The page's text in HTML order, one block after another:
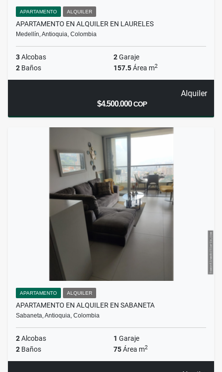
APARTAMENTO ALQUILER
APARTAMENTO EN ALQUILER EN LAURELES
Medellín, Antioquia, Colombia
3Alcobas 2Garaje
2 Baños 157.5Área m2
Alquiler
$4.500.000COP
APARTAMENTO ALQUILER
APARTAMENTO EN ALQUILER EN SABANETA
Sabaneta, Antioquia, Colombia
2Alcobas 1 Garaje
2 Baños 75Área m2